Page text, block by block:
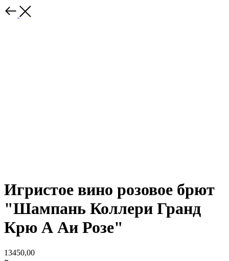
Игристое вино розовое брют
"Шампань Коллери Гранд
Крю А Аи Розе"
13450,00